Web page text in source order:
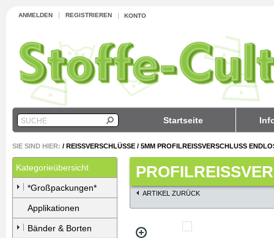
ANMELDEN REGISTRIEREN KONTO
Startseite
SUCHE
SIE SIND HIER: / REISSVERSCHLÜSSE / 5MM PROFILREISSVERSCHLUSS ENDLOS
Kategorieübersicht
*Großpackungen*
Applikationen
Bänder & Borten
ARTIKEL ZURÜCK